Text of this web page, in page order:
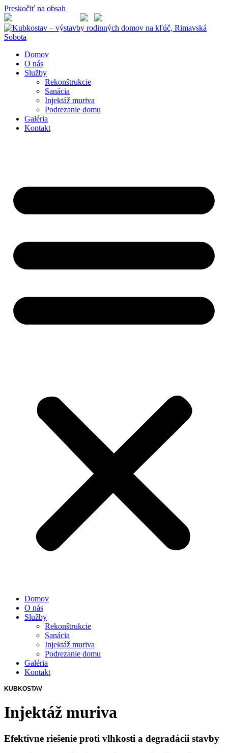
Preskočiť na obsah
Domov
O nás
Služby
Rekonštrukcie
Sanácia
Injektáž muriva
Podrezanie domu
Galéria
Kontakt
Domov
O nás
Služby
Rekonštrukcie
Sanácia
Injektáž muriva
Podrezanie domu
Galéria
Kontakt
KUBKOSTAV
Injektáž muriva
Efektívne riešenie proti vlhkosti a degradácii stavby